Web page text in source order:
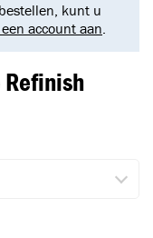
kunt u
account aan.